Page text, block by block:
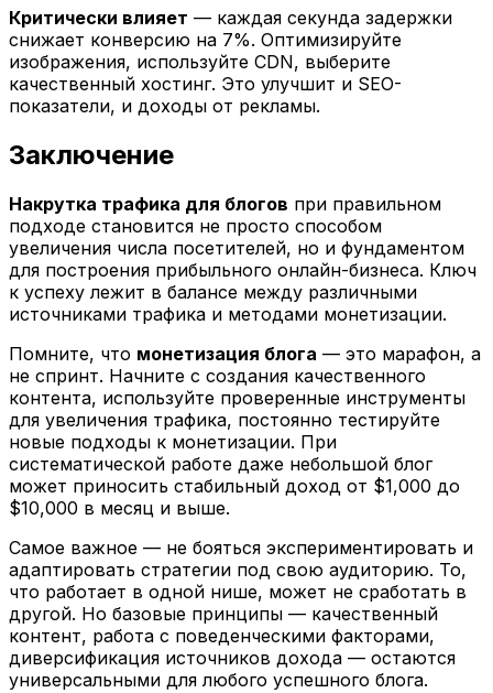
Критически влияет — каждая секунда задержки
снижает конверсию на 7%. Оптимизируйте
изображения, используйте CDN, выберите
качественный хостинг. Это улучшит и SEO-
показатели, и доходы от рекламы.
Заключение
Накрутка трафика для блогов при правильном
подходе становится не просто способом
увеличения числа посетителей, но и фундаментом
для построения прибыльного онлайн-бизнеса. Ключ
к успеху лежит в балансе между различными
источниками трафика и методами монетизации.
Помните, что монетизация блога — это марафон, а
не спринт. Начните с создания качественного
контента, используйте проверенные инструменты
для увеличения трафика, постоянно тестируйте
новые подходы к монетизации. При
систематической работе даже небольшой блог
может приносить стабильный доход от $1,000 до
$10,000 в месяц и выше.
Самое важное — не бояться экспериментировать и
адаптировать стратегии под свою аудиторию. То,
что работает в одной нише, может не сработать в
другой. Но базовые принципы — качественный
контент, работа с поведенческими факторами,
диверсификация источников дохода — остаются
универсальными для любого успешного блога.